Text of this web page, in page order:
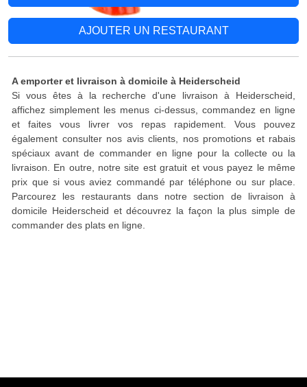
AJOUTER UN RESTAURANT
A emporter et livraison à domicile à Heiderscheid
Si vous êtes à la recherche d'une livraison à Heiderscheid,
affichez simplement les menus ci-dessus, commandez en ligne
et faites vous livrer vos repas rapidement. Vous pouvez
également consulter nos avis clients, nos promotions et rabais
spéciaux avant de commander en ligne pour la collecte ou la
livraison. En outre, notre site est gratuit et vous payez le même
prix que si vous aviez commandé par téléphone ou sur place.
Parcourez les restaurants dans notre section de livraison à
domicile Heiderscheid et découvrez la façon la plus simple de
commander des plats en ligne.